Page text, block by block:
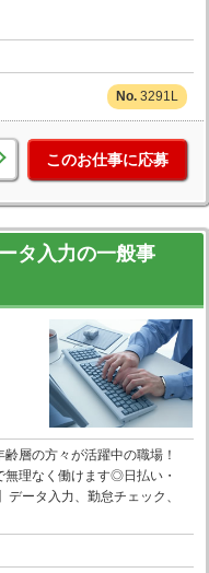
3291L
このお仕事に応募
タ入力の一般事
層の方々が活躍中の職場！
無理なく働けます◎日払い・
ータ入力、勤怠チェック、